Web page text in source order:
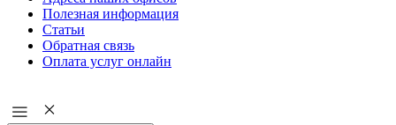
Полезная информация
Статьи
Обратная связь
Оплата услуг онлайн